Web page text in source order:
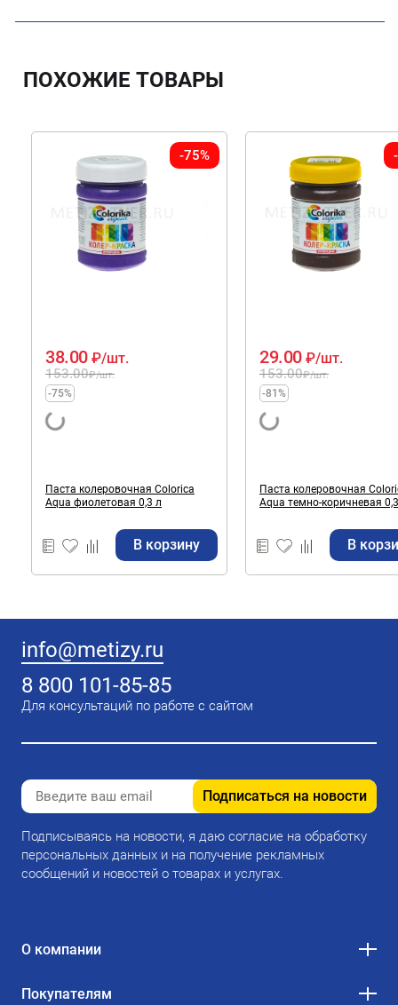
ПОХОЖИЕ ТОВАРЫ
-75%
153.00₽/шт.
38.00 ₽/шт.
-75%
Паста колеровочная Colorica
Aqua фиолетовая 0,3 л
В корзину
153.00₽/шт.
29.00 ₽/шт.
-81%
Паста колеровочная Colorica
Aqua темно-коричневая
В
info@metizy.ru
8 800 101-85-85
Для консультаций по работе с сайтом
Подписаться на новости
Подписываясь на новости, я даю согласие на обработку
персональных данных и на получение рекламных
сообщений и новостей о товарах и услугах.
О компании
Покупателям